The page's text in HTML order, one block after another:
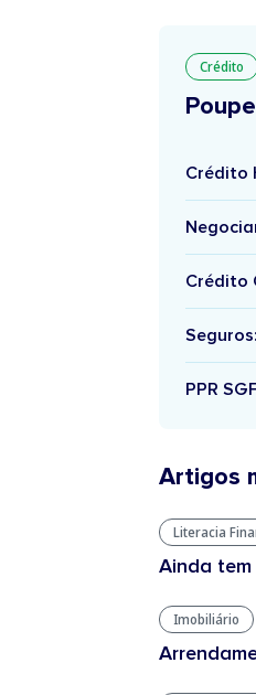
Crédito
Crédito
Crédito
PPR
Artigos
Literacia
Ainda
Imobiliário